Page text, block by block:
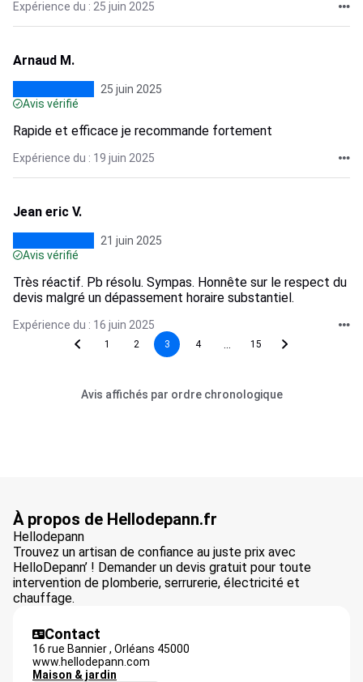
Expérience du : 25 juin 2025
Arnaud M.
25 juin 2025
Avis vérifié
Rapide et efficace je recommande fortement
Expérience du : 19 juin 2025
Jean eric V.
21 juin 2025
Avis vérifié
Très réactif. Pb résolu. Sympas. Honnête sur le respect du
devis malgré un dépassement horaire substantiel.
Expérience du : 16 juin 2025
1 2 3 4 15
Avis affichés par ordre chronologique
À propos de Hellodepann.fr
Hellodepann
Trouvez un artisan de confiance au juste prix avec
HelloDepann’ ! Demander un devis gratuit pour toute
intervention de plomberie, serrurerie, électricité et
chauffage.
Contact
16 rue Bannier , Orléans 45000
www.hellodepann.com
Maison & jardin